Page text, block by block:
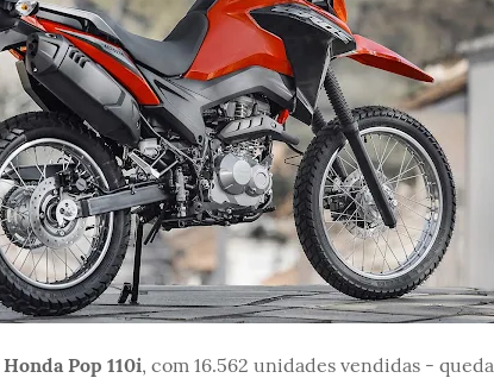
Honda Pop 110i, com 16.562 unidades vendidas -